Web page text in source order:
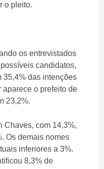
o pleito.
os entrevistados
candidatos,
35,4% das intenções
o prefeito de
23,2%.
Chaves, com 14,3%,
Os demais nomes
inferiores a 3%.
8,3% de